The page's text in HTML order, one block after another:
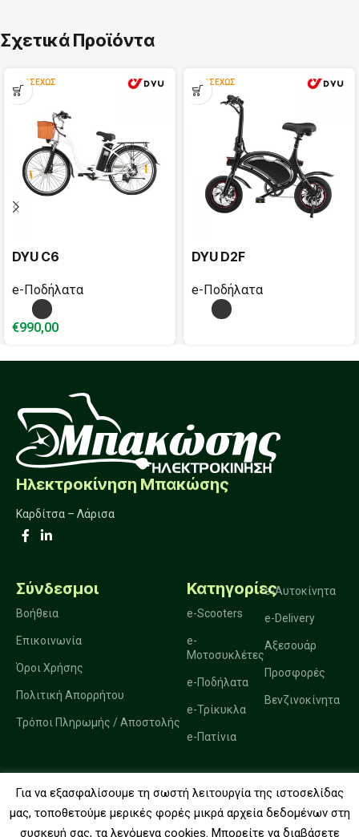
Σχετικά Προϊόντα
ΠΡΟΣΕΧΏΣ
DYU C6
e-Ποδήλατα
€990,00
ΠΡΟΣΕΧΏΣ
DYU D2F
e-Ποδήλατα
Ηλεκτροκίνηση Μπακώσης
Καρδίτσα – Λάρισα
Σύνδεσμοι
Βοήθεια
Επικοινωνία
Όροι Χρήσης
Πολιτική Απορρήτου
Τρόποι Πληρωμής / Αποστολής
Κατηγορίες
e-Scooters
e-
Μοτοσυκλέτες
e-Ποδήλατα
e-Τρίκυκλα
e-Πατίνια
e-Αυτοκίνητα
e-Delivery
Αξεσουάρ
Προσφορές
Βενζινοκίνητα
2025. Ηλεκτροκίνηση Μπακώσης.
Για να εξασφαλίσουμε τη σωστή λειτουργία της ιστοσελίδας
μας, τοποθετούμε μερικές φορές μικρά αρχεία δεδομένων στη
συσκευή σας, τα λεγόμενα cookies. Μπορείτε να διαβάσετε